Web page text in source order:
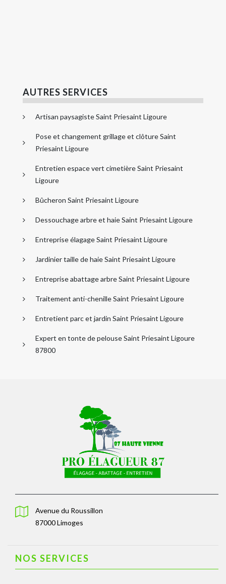
AUTRES SERVICES
Artisan paysagiste Saint Priesaint Ligoure
Pose et changement grillage et clôture Saint
Priesaint Ligoure
Entretien espace vert cimetière Saint Priesaint
Ligoure
Bûcheron Saint Priesaint Ligoure
Dessouchage arbre et haie Saint Priesaint Ligoure
Entreprise élagage Saint Priesaint Ligoure
Jardinier taille de haie Saint Priesaint Ligoure
Entreprise abattage arbre Saint Priesaint Ligoure
Traitement anti-chenille Saint Priesaint Ligoure
Entretient parc et jardin Saint Priesaint Ligoure
Expert en tonte de pelouse Saint Priesaint Ligoure
87800
Avenue du Roussillon
87000 Limoges
NOS SERVICES